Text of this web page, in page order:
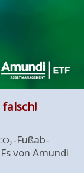
2­-Fuß­ab­
von Amun­di